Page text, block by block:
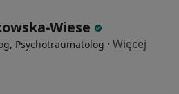
Wiese
Psychotraumatolog · Więcej